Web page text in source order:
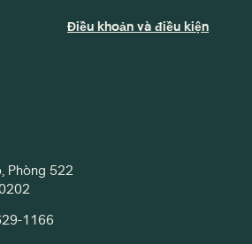
Phòng 522
1166
Điều khoản và điều kiện